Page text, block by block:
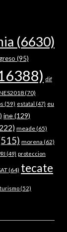
(6630)
(95)
dif
(70)
(59) estatal (47) eu
ine(129)
meade(65)
morena (62)
(49) proteccion
(64) tecate
turismo (52)